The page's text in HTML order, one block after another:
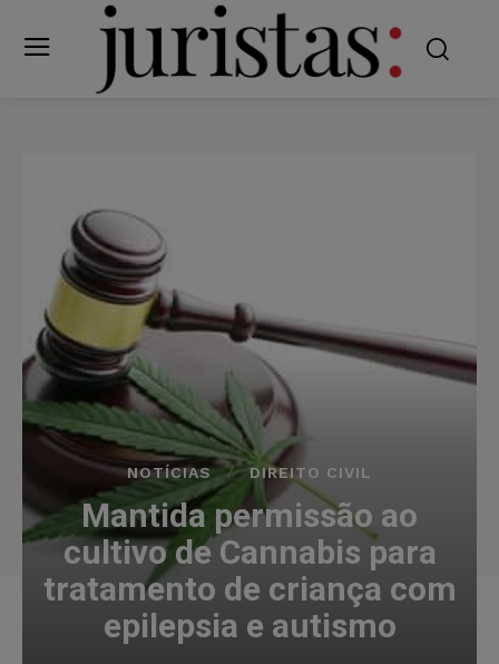
NOTÍCIAS DIREITO CIVIL
Mantida permissão ao
cultivo de Cannabis para
tratamento de criança com
epilepsia e autismo